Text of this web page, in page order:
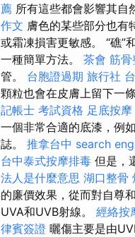
薦 所有這些都會影響其自
作文 膚色的某些部分也有
或霜凍損害更敏感。 “礁”
一種簡單方法。 茶會 筋骨
管。 台胞證過期 旅行社
顆粒也會在皮膚上留下一
記帳士 考試資格 足底按摩
一個非常合適的底漆，例
誌。 推拿台中 search
台中泰式按摩排毒 但是，
法人是什麼意思 湖口整骨
的廉價效果，從而對自尊
UVA和UVB射線。 經絡按
律賓簽證 曬傷主要是由